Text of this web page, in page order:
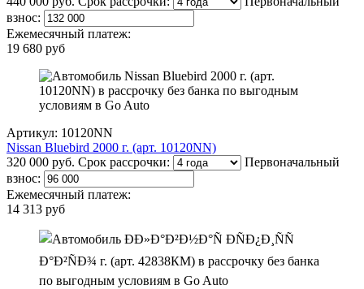
взнос:
Ежемесячный платеж:
19 680 руб
Артикул: 10120NN
Nissan Bluebird 2000 г. (арт. 10120NN)
320 000 руб. Срок рассрочки:
Первоначальный
взнос:
Ежемесячный платеж:
14 313 руб